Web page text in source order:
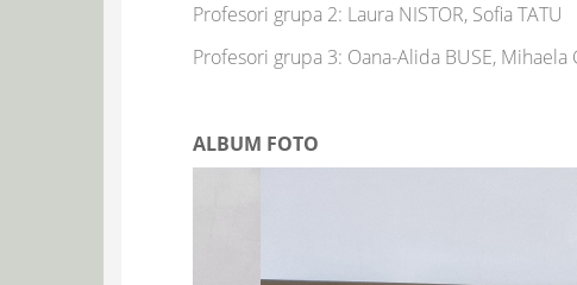
Profesori grupa 2: Laura NISTOR, Sofia TATU
Profesori grupa 3: Oana-Alida BUSE, Mihaela
ALBUM FOTO